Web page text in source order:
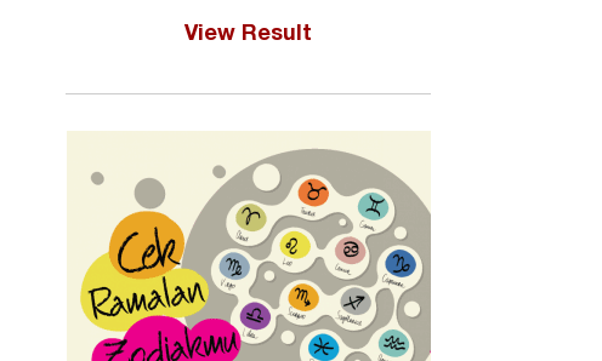
View Result